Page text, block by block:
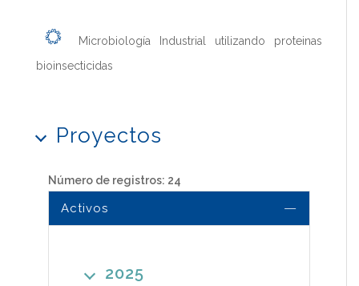
Microbiología Industrial utilizando proteinas
bioinsecticidas
Proyectos
Número de registros: 24
Activos
2025